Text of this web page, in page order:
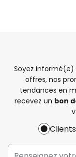
Soyez
offres, nos
tendances en
recevez un bon